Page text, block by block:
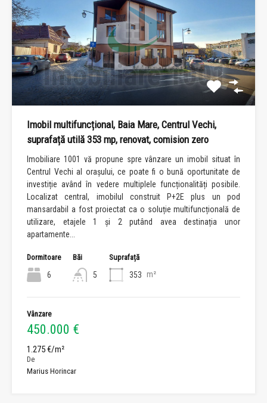
Imobil multifuncțional, Baia Mare, Centrul Vechi,
suprafață utilă 353 mp, renovat, comision zero
Imobiliare 1001 vă propune spre vânzare un imobil situat în
Centrul Vechi al orașului, ce poate fi o bună oportunitate de
investiție având în vedere multiplele funcționalități posibile.
Localizat central, imobilul construit P+2E plus un pod
mansardabil a fost proiectat ca o soluție multifuncțională de
utilizare, etajele 1 și 2 putând avea destinația unor
apartamente...
Dormitoare
6
Băi
5
Suprafață
353 m²
Vânzare
450.000 €
1.275 €/m²
De
Marius Horincar